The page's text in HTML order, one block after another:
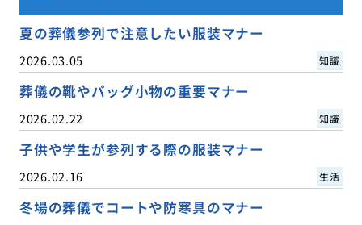
夏の葬儀参列で注意したい服装マナー
2026.03.05 知識
葬儀の靴やバッグ小物の重要マナー
2026.02.22 知識
子供や学生が参列する際の服装マナー
2026.02.16 生活
冬場の葬儀でコートや防寒具のマナー